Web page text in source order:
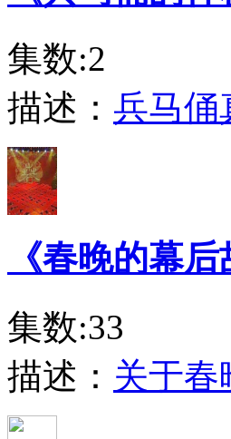
集数:2
描述： 兵马俑
《春晚的幕后
集数:33
描述： 关于春